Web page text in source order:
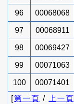
96 00068068
97 00068911
98 00069427
99 00071063
100 00071401
[第一頁 / 上一頁